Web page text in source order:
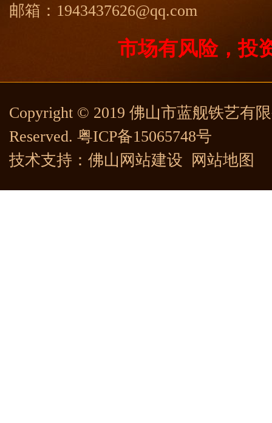
邮箱：1943437626@qq.com
市场有风险，投
Copyright © 2019 佛山市蓝舰铁艺有
Reserved. 粤ICP备15065748号
技术支持： 佛山网站建设 网站地图